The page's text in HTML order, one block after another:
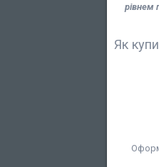
рівнем
Як